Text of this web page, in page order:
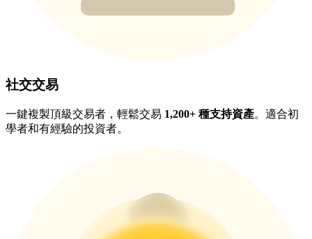
瓜分 500000 CASHCAT 獎池
貴金屬財富季 · 交易巔峰賽
社交交易
一鍵複製頂級交易者，輕鬆交易 1,200+ 種支持資產。適合初
學者和有經驗的投資者。